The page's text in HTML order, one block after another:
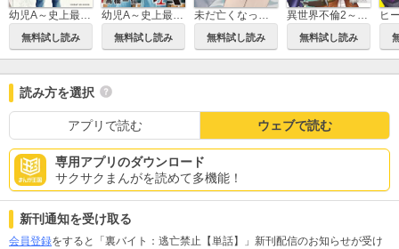
幼児A～史上最年少殺人犯と呼ばれた男～
無料試し読み
幼児A～史上最年少殺人犯と呼ばれた男～【単話】
無料試し読み
未だ亡くなっていない人
無料試し読み
異世界不倫2～導かれし人妻たちと不器用転生勇者～
無料試し読み
読み方を選択
アプリで読む ウェブで読む
専用アプリのダウンロード
サクサクまんがを読めて多機能！
新刊通知を受け取る
会員登録をすると「裏バイト：逃亡禁止【単話】」新刊配信のお知らせが受け